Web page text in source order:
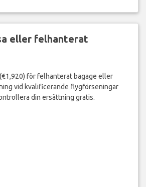
eller felhanterat
för felhanterat bagage eller
vid kvalificerande flygförseningar
din ersättning gratis.